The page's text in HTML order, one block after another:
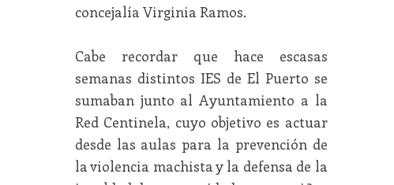
concejalía Virginia Ramos.
Cabe recordar que hace escasas
semanas distintos IES de El Puerto se
sumaban junto al Ayuntamiento a la
Red Centinela, cuyo objetivo es actuar
desde las aulas para la prevención de
la violencia machista y la defensa de la